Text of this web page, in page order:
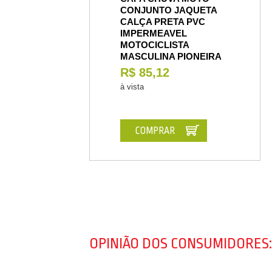
CONJUNTO JAQUETA
CALÇA PRETA PVC
IMPERMEAVEL
MOTOCICLISTA
MASCULINA PIONEIRA
R$ 85,12
à vista
COMPRAR
OPINIÃO DOS CONSUMIDORES: